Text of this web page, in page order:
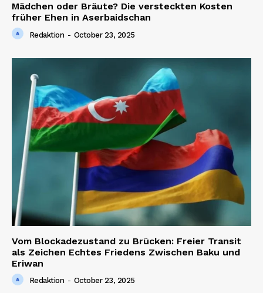
Company
About us
Contact us
Mädchen oder Bräute? Die versteckten Kosten
früher Ehen in Aserbaidschan
Redaktion - October 23, 2025
Vom Blockadezustand zu Brücken: Freier Transit
als Zeichen Echtes Friedens Zwischen Baku und
Eriwan
Redaktion - October 23, 2025